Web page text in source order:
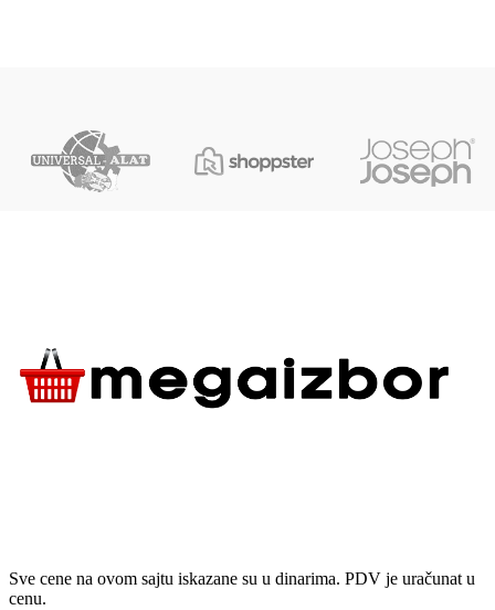
Sve cene na ovom sajtu iskazane su u dinarima. PDV je uračunat u
cenu.